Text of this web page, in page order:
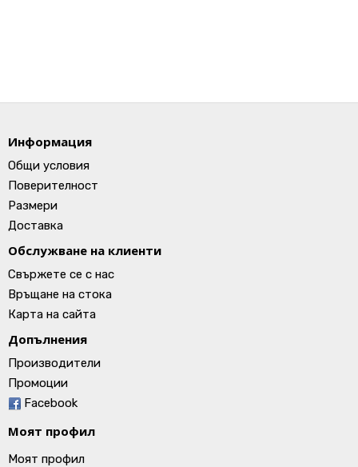
Информация
Общи условия
Поверителност
Размери
Доставка
Обслужване на клиенти
Свържете се с нас
Връщане на стока
Карта на сайта
Допълнения
Производители
Промоции
Facebook
Моят профил
Моят профил